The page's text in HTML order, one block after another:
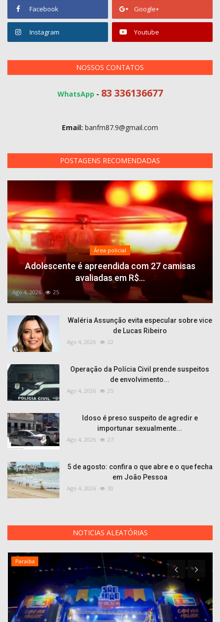
Facebook Google+
Instagram Youtube
NOSSOS CONTATOS
WhatsApp - 83 336136677
Email: banfm87.9@gmail.com
POSTAGENS RECOMENDADAS
Área policial
Adolescente é apreendida com 27 camisas
avaliadas em R$...
Ago 4, 2026 25
Waléria Assunção evita especular sobre vice
de Lucas Ribeiro
Ago 4, 2026 22
Operação da Polícia Civil prende suspeitos
de envolvimento...
Ago 4, 2026 25
Idoso é preso suspeito de agredir e
importunar sexualmente...
Ago 4, 2026 27
5 de agosto: confira o que abre e o que fecha
em João Pessoa
Ago 4, 2026 30
NOTICIAS ALEATÓRIAS
Paraiba